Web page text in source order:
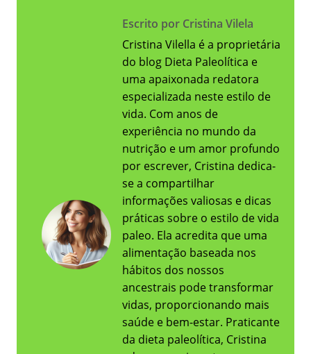
Escrito por Cristina Vilela
Cristina Vilella é a proprietária
do blog Dieta Paleolítica e
uma apaixonada redatora
especializada neste estilo de
vida. Com anos de
experiência no mundo da
nutrição e um amor profundo
por escrever, Cristina dedica-
se a compartilhar
informações valiosas e dicas
práticas sobre o estilo de vida
paleo. Ela acredita que uma
alimentação baseada nos
hábitos dos nossos
ancestrais pode transformar
vidas, proporcionando mais
saúde e bem-estar. Praticante
da dieta paleolítica, Cristina